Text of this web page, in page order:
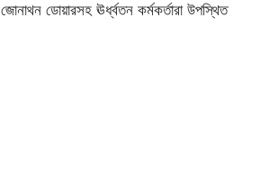
ডোয়ারসহ ঊর্ধ্বতন কর্মকর্তারা উপস্থিত